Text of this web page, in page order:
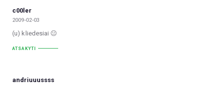
c00ler
2009-02-03
(u) kliedesiai 😐
ATSAKYTI
andriuuussss